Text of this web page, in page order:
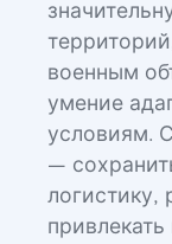
военным
умение
условиям.
—